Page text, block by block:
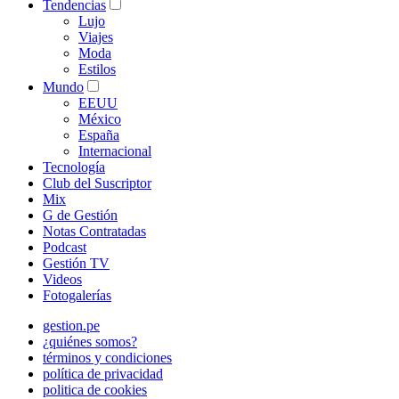
Tendencias
Lujo
Viajes
Moda
Estilos
Mundo
EEUU
México
España
Internacional
Tecnología
Club del Suscriptor
Mix
G de Gestión
Notas Contratadas
Podcast
Gestión TV
Videos
Fotogalerías
gestion.pe
¿quiénes somos?
términos y condiciones
política de privacidad
politica de cookies